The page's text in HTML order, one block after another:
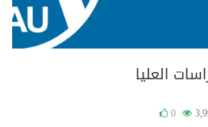
العليا
0